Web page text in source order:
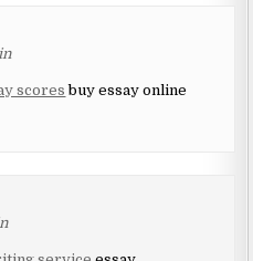
scores buy essay online